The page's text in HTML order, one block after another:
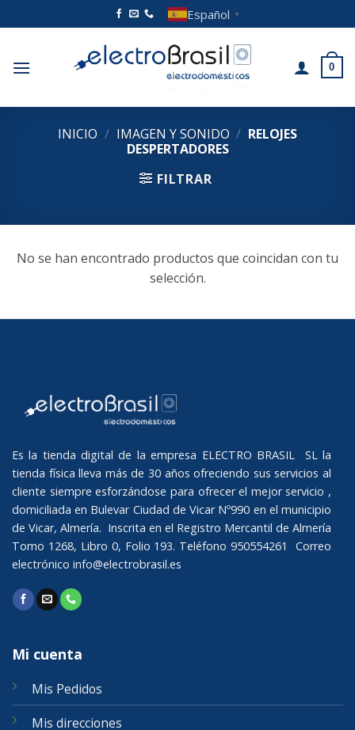
al
Español ▼
0
INICIO / IMAGEN Y SONIDO / RELOJES
DESPERTADORES
FILTRAR
No se han encontrado productos que coincidan con tu
selección.
Es la tienda digital de la empresa ELECTRO BRASIL SL la
tienda física lleva más de 30 años ofreciendo sus servicios al
cliente siempre esforzándose para ofrecer el mejor servicio ,
domiciliada en Bulevar Ciudad de Vicar Nº990 en el municipio
de Vicar, Almería. Inscrita en el Registro Mercantil de Almería
Tomo 1268, Libro 0, Folio 193. Teléfono 950554261 Correo
electrónico info@electrobrasil.es
Mi cuenta
Mis Pedidos
Mis direcciones